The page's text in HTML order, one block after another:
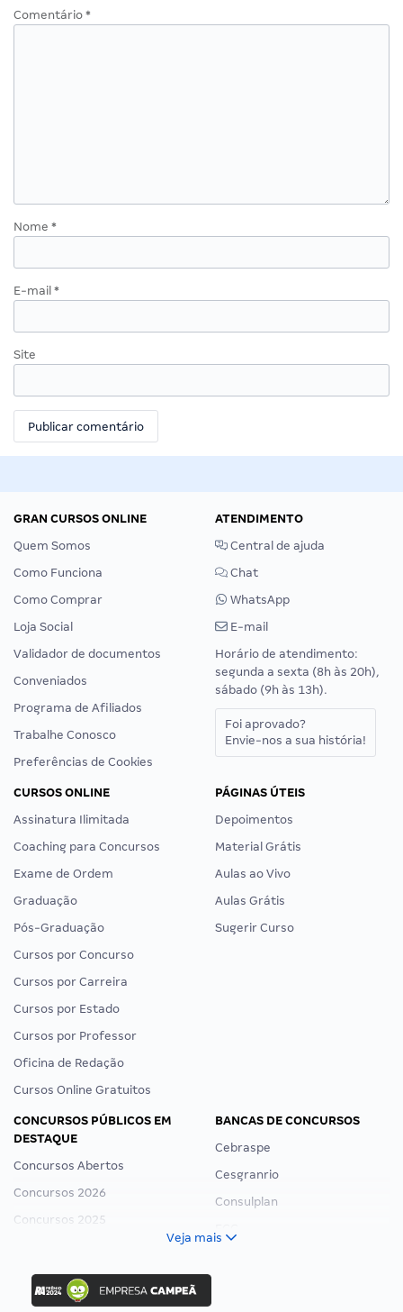
Comentário *
Nome *
E-mail *
Site
GRAN CURSOS ONLINE
Quem Somos
Como Funciona
Como Comprar
Loja Social
Validador de documentos
Conveniados
Programa de Afiliados
Trabalhe Conosco
Preferências de Cookies
ATENDIMENTO
Central de ajuda
Chat
WhatsApp
E-mail
Horário de atendimento:
segunda a sexta (8h às 20h),
sábado (9h às 13h).
Foi aprovado?
Envie-nos a sua história!
CURSOS ONLINE
Assinatura Ilimitada
Coaching para Concursos
Exame de Ordem
Graduação
Pós-Graduação
Cursos por Concurso
Cursos por Carreira
Cursos por Estado
Cursos por Professor
Oficina de Redação
Cursos Online Gratuitos
PÁGINAS ÚTEIS
Depoimentos
Material Grátis
Aulas ao Vivo
Aulas Grátis
Sugerir Curso
CONCURSOS PÚBLICOS EM
DESTAQUE
Concursos Abertos
Concursos 2026
Concursos 2025
Concurso Ibama
Concurso MPU
BANCAS DE CONCURSOS
Cebraspe
Cesgranrio
Consulplan
Veja mais